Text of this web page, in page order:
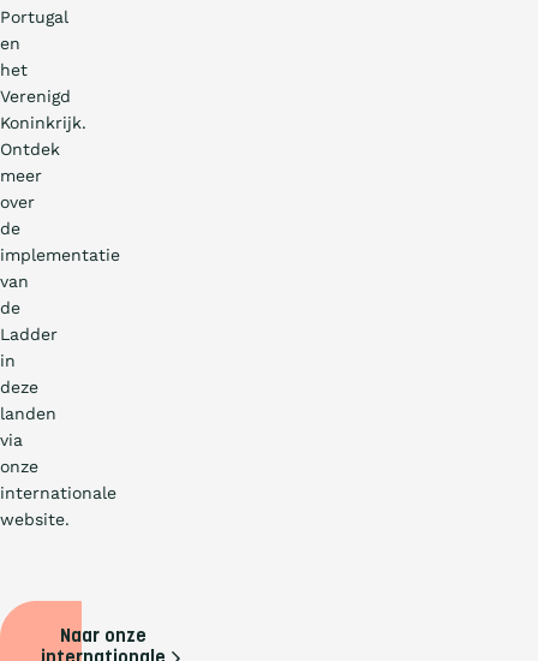
Portugal
en
het
Verenigd
Koninkrijk.
Ontdek
meer
over
de
implementatie
van
de
Ladder
in
deze
landen
via
onze
internationale
website.
Naar onze